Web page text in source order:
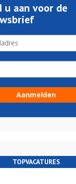
u aan voor de
TOPVACATURES